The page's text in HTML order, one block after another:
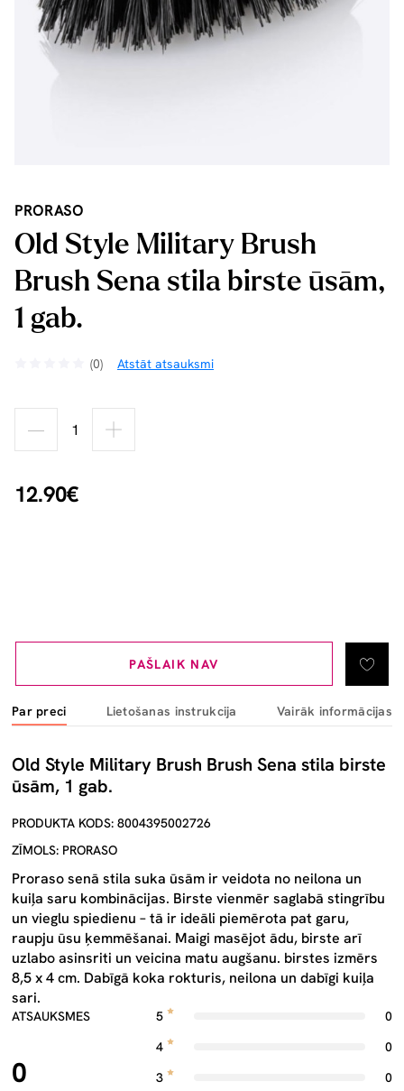
PRORASO
Old Style Military Brush
Brush Sena stila birste ūsām,
1 gab.
(0) Atstāt atsauksmi
12.90€
PAŠLAIK NAV
Par preci Lietošanas instrukcija Vairāk informācijas
Old Style Military Brush Brush Sena stila birste
ūsām, 1 gab.
PRODUKTA KODS: 8004395002726
ZĪMOLS: PRORASO
Proraso senā stila suka ūsām ir veidota no neilona un
kuiļa saru kombinācijas. Birste vienmēr saglabā stingrību
un vieglu spiedienu – tā ir ideāli piemērota pat garu,
raupju ūsu ķemmēšanai. Maigi masējot ādu, birste arī
uzlabo asinsriti un veicina matu augšanu. birstes izmērs
8,5 x 4 cm. Dabīgā koka rokturis, neilona un dabīgi kuiļa
sari.
ATSAUKSMES
0
5
0
4
0
3
0